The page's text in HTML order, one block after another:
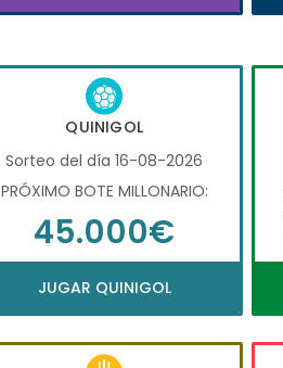
QUINIGOL
Sorteo del día 16-08-2026
PRÓXIMO BOTE MILLONARIO:
45.000€
JUGAR QUINIGOL